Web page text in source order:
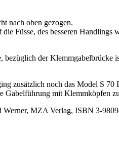
nach oben gezogen.
Füsse, des besseren Handlings
bezüglich der Klemmgabelbrücke
zusätzlich noch das Model S
Gabelführung mit Klemmköpfen
Werner, MZA Verlag, ISBN 3-